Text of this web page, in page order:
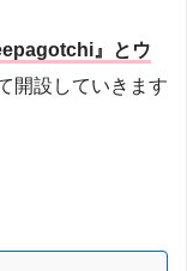
』とウ
開設していきます